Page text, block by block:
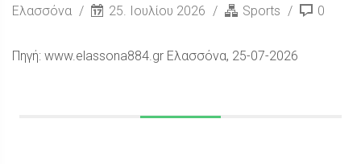
Ελασσόνα 25. Ιουλίου 2026 Sports 0
Πηγή: www.elassona884.gr Ελασσόνα, 25-07-2026